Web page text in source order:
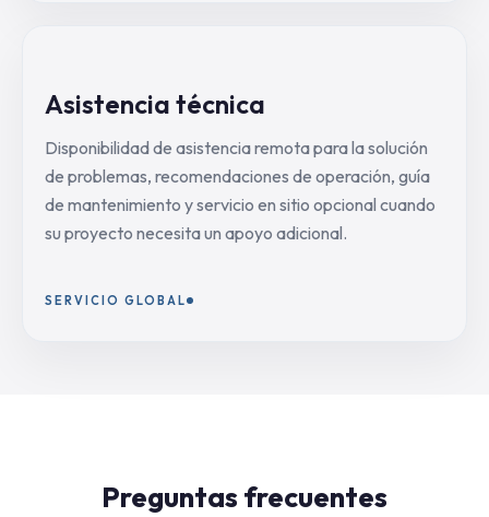
Asistencia técnica
Disponibilidad de asistencia remota para la solución
de problemas, recomendaciones de operación, guía
de mantenimiento y servicio en sitio opcional cuando
su proyecto necesita un apoyo adicional.
SERVICIO GLOBAL
Preguntas frecuentes